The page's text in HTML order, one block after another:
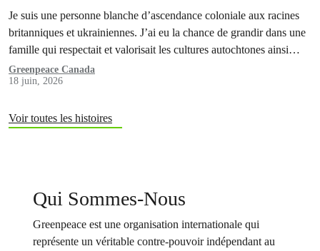
Je suis une personne blanche d’ascendance coloniale aux racines
britanniques et ukrainiennes. J’ai eu la chance de grandir dans une
famille qui respectait et valorisait les cultures autochtones ainsi
que…
Greenpeace Canada
18 juin, 2026
Voir toutes les histoires
Qui Sommes-Nous
Greenpeace est une organisation internationale qui
représente un véritable contre-pouvoir indépendant au